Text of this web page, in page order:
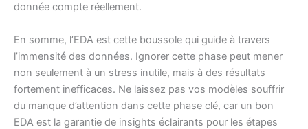
donnée compte réellement.
En somme, l’EDA est cette boussole qui guide à travers
l’immensité des données. Ignorer cette phase peut mener
non seulement à un stress inutile, mais à des résultats
fortement inefficaces. Ne laissez pas vos modèles souffrir
du manque d’attention dans cette phase clé, car un bon
EDA est la garantie de insights éclairants pour les étapes